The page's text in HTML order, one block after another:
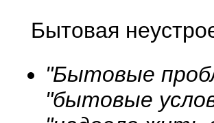
Бытовая
"Бытовые
"бытовые